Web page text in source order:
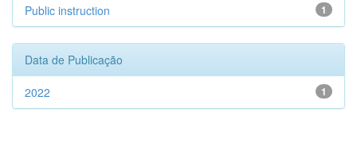
1
Public instruction
Data de Publicação
1
2022